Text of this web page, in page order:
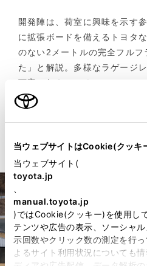
当ウェブサイトはCookie(クッキ
当ウェブサイト(
toyota.jp
manual.toyota.jp
)ではCookie(クッキー)を使用し
テンツや広告の表示、ソーシャ
示回数やクリック数の測定を行
よるサイト利用状況についても
開発陣は、荷室に興味を示す
に拡張ボードを備えるトヨタ
のない2メートルの完全フルフ
た」と解説。多様なラゲージ
丁寧に伝えていく。
参加者が「ゴルフバッグがい
的な使い方を想像しながら尋
感じられた。